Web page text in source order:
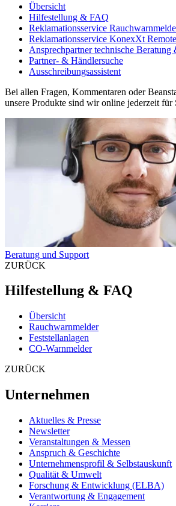
Übersicht
Hilfestellung & FAQ
Reklamationsservice
Reklamationsservice KonexXt Remote
Ansprechpartner technische
Partner- & Händlersuche
Ausschreibungsassistent
Bei allen Fragen, Kommentaren oder
unsere Produkte sind wir online jederzeit für
Beratung und Support
ZURÜCK
Hilfestellung & FAQ
Übersicht
Rauchwarnmelder
Feststellanlagen
CO-Warnmelder
ZURÜCK
Unternehmen
Aktuelles & Presse
Newsletter
Veranstaltungen & Messen
Anspruch & Geschichte
Unternehmensprofil & Selbstauskunft
Qualität & Umwelt
Forschung & Entwicklung (ELBA)
Verantwortung & Engagement